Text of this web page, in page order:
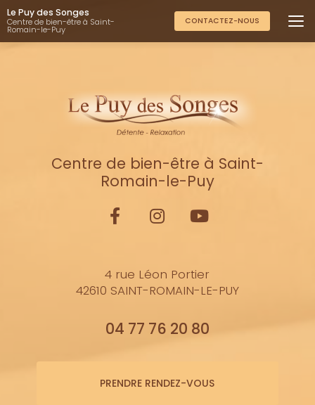
Aller
au
contenu
principal
Le Puy des Songes
Centre de bien-être à Saint-
Romain-le-Puy
CONTACTEZ-NOUS
Centre de bien-être à Saint-
Romain-le-Puy
4 rue Léon Portier
42610 SAINT-ROMAIN-LE-PUY
04 77 76 20 80
PRENDRE RENDEZ-VOUS